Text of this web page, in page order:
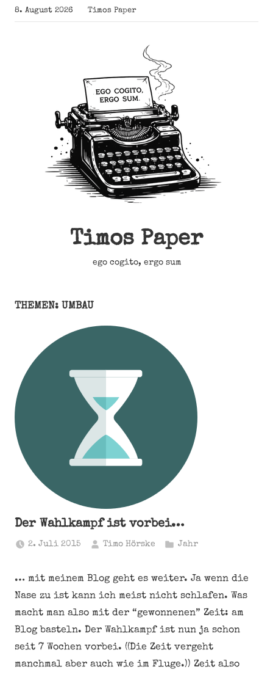
Zum
Inhalt
8. August 2026 Timos Paper
Timos Paper
ego cogito, ergo sum
THEMEN: UMBAU
Der Wahlkampf ist vorbei…
2. Juli 2015 Timo Hörske Jahr
… mit meinem Blog geht es weiter. Ja wenn die
Nase zu ist kann ich meist nicht schlafen. Was
macht man also mit der “gewonnenen” Zeit: am
Blog basteln. Der Wahlkampf ist nun ja schon
seit 7 Wochen vorbei. ((Die Zeit vergeht
manchmal aber auch wie im Fluge.)) Zeit also